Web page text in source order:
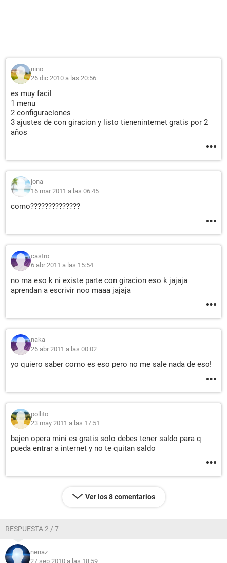
nino
26 dic 2010 a las 20:56
es muy facil
1 menu
2 configuraciones
3 ajustes de con giracion y listo tieneninternet gratis por 2
años
jona
16 mar 2011 a las 06:45
como??????????????
castro
6 abr 2011 a las 15:54
no ma eso k ni existe parte con giracion eso k jajaja
aprendan a escrivir noo maaa jajaja
naka
26 abr 2011 a las 00:02
yo quiero saber como es eso pero no me sale nada de eso!
pollito
23 may 2011 a las 17:51
bajen opera mini es gratis solo debes tener saldo para q
pueda entrar a internet y no te quitan saldo
Ver los 8 comentarios
RESPUESTA 2 / 7
nenaz
27 sep 2010 a las 18:59